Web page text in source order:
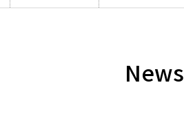
News